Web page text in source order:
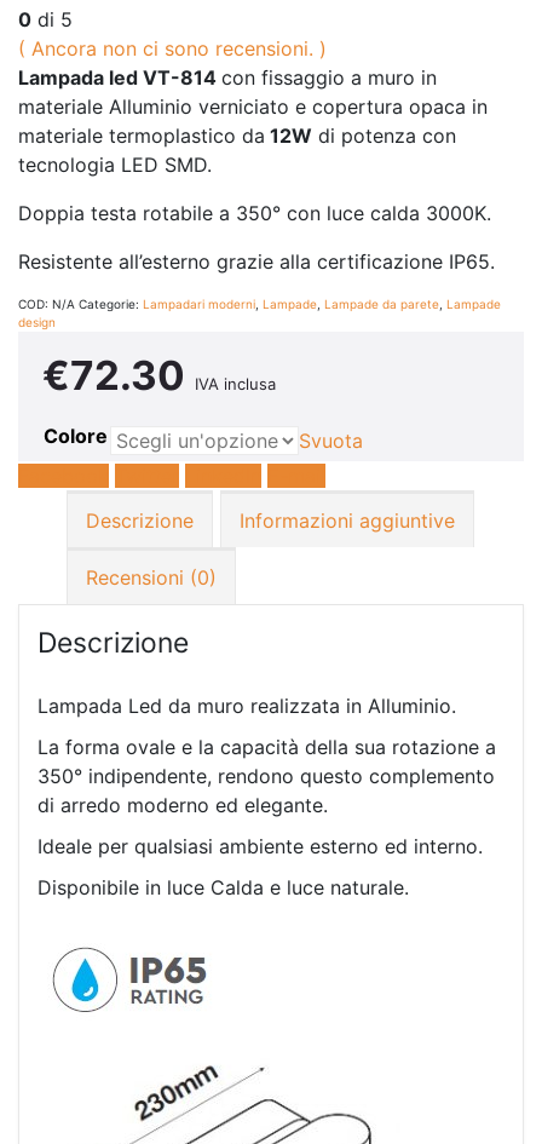
0 di 5
( Ancora non ci sono recensioni. )
Lampada led VT-814 con fissaggio a muro in
materiale Alluminio verniciato e copertura opaca in
materiale termoplastico da 12W di potenza con
tecnologia LED SMD.
Doppia testa rotabile a 350° con luce calda 3000K.
Resistente all’esterno grazie alla certificazione IP65.
COD: N/A Categorie: Lampadari moderni Lampade Lampade da parete Lampade
design
€72.30 IVA inclusa
Colore
Svuota
Descrizione
Informazioni aggiuntive
Recensioni (0)
Descrizione
Lampada Led da muro realizzata in Alluminio.
La forma ovale e la capacità della sua rotazione a
350° indipendente, rendono questo complemento
di arredo moderno ed elegante.
Ideale per qualsiasi ambiente esterno ed interno.
Disponibile in luce Calda e luce naturale.